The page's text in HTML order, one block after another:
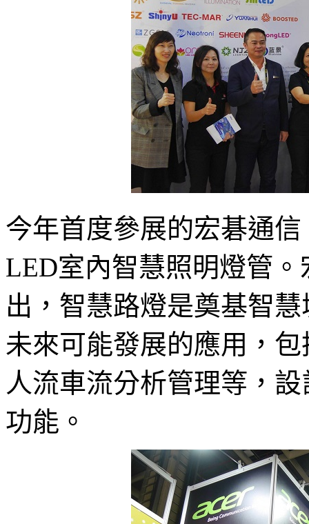
今年首度參展的宏碁通
LED室內智慧照明燈管
出，智慧路燈是奠基智
未來可能發展的應用，
人流車流分析管理等，
功能。